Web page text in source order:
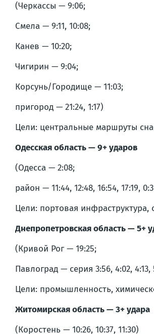
(Черкассы — 9:06;
Смела — 9:11, 10:08;
Канев — 10:20;
Чигирин — 9:04;
Корсунь/Городище — 11:03;
пригород — 21:24, 1:17)
Цели: центральные маршруты
Одесская область — 9+ ударов
(Одесса — 2:08;
район — 11:44, 12:48, 16:54, 17:19,
Цели: портовая
Днепропетровская область — 5+
(Кривой Рог — 19:25;
Павлоград — серия 3:56, 4:02, 4:13,
Цели: промышленность,
Житомирская область — 3+ удара
(Коростень — 10:26, 10:37, 11:30)